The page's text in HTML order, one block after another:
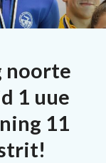
noorte
1 uue
11